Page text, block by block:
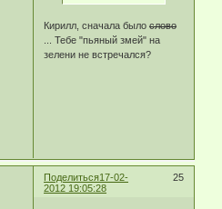
Кирилл, сначала былослово
... Тебе "пьяный змей" на
зелени не встречался?
Поделиться 25
17-02-
2012 19:05:28